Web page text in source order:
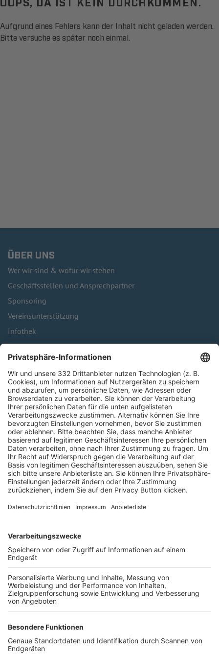
Aufgrund eines Fehlers kann der Inhalt nicht geladen werden.
Bitte versuche es später noch einmal.
ÜBER UNS
Wer wir sind & wofür wir stehen
Geschäftsstellen und Ansprechpartner
Sponsoring
Vereinsunterstützung
Infothek
Kontakt
HÄUFIG BESUCHTE SEITEN
Pässe und Vereinswechsel
Trainerausbildung
Schulungsangebot Vereinsmitarbeiter
BFV-Geschäftsstellen
Trainerbörse
Login SpielPlus
FOLGE DEM BFV
TOP-VEREINE
TOP-PARTNER